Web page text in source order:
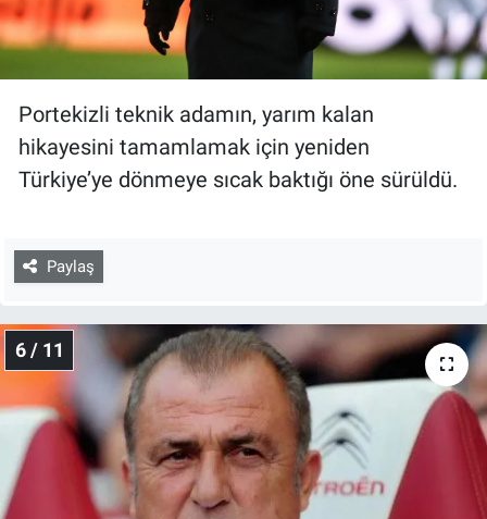
Portekizli teknik adamın, yarım kalan
hikayesini tamamlamak için yeniden
Türkiye’ye dönmeye sıcak baktığı öne sürüldü.
Paylaş
6 / 11